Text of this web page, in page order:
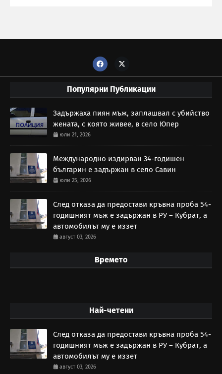
Популярни Публикации
Задържаха пиян мъж, заплашвал с убийство
жената, с която живее, в село Юпер
юли 21, 2026
Международно издирван 34-годишен
българин е задържан в село Савин
юли 25, 2026
След отказа да предостави кръвна проба 54-
годишният мъж е задържан в РУ – Кубрат, а
автомобилът му е иззет
август 03, 2026
Времето
Най-четени
След отказа да предостави кръвна проба 54-
годишният мъж е задържан в РУ – Кубрат, а
автомобилът му е иззет
август 03, 2026